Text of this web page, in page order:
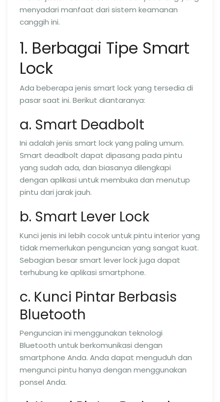
menyadari manfaat dari sistem keamanan
canggih ini.
1. Berbagai Tipe Smart
Lock
Ada beberapa jenis smart lock yang tersedia di
pasar saat ini. Berikut diantaranya:
a. Smart Deadbolt
Ini adalah jenis smart lock yang paling umum.
Smart deadbolt dapat dipasang pada pintu
yang sudah ada, dan biasanya dilengkapi
dengan aplikasi untuk membuka dan menutup
pintu dari jarak jauh.
b. Smart Lever Lock
Kunci jenis ini lebih cocok untuk pintu interior yang
tidak memerlukan penguncian yang sangat kuat.
Sebagian besar smart lever lock juga dapat
terhubung ke aplikasi smartphone.
c. Kunci Pintar Berbasis
Bluetooth
Penguncian ini menggunakan teknologi
Bluetooth untuk berkomunikasi dengan
smartphone Anda. Anda dapat menguduh dan
mengunci pintu hanya dengan menggunakan
ponsel Anda.